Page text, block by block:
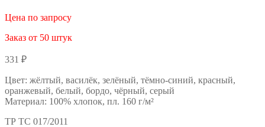
Цена по запросу
Заказ от 50 штук
331 ₽
Цвет: жёлтый, василёк, зелёный, тёмно-синий, красный,
оранжевый, белый, бордо, чёрный, серый
Материал: 100% хлопок, пл. 160 г/м²
ТР ТС 017/2011